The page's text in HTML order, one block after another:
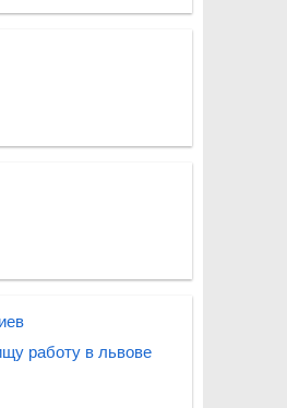
работу в львове